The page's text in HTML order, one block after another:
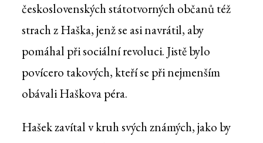
československých státotvorných občanů též
strach z Haška, jenž se asi navrátil, aby
pomáhal při sociální revoluci. Jistě bylo
povícero takových, kteří se při nejmenším
obávali Haškova péra.
Hašek zavítal v kruh svých známých, jako by